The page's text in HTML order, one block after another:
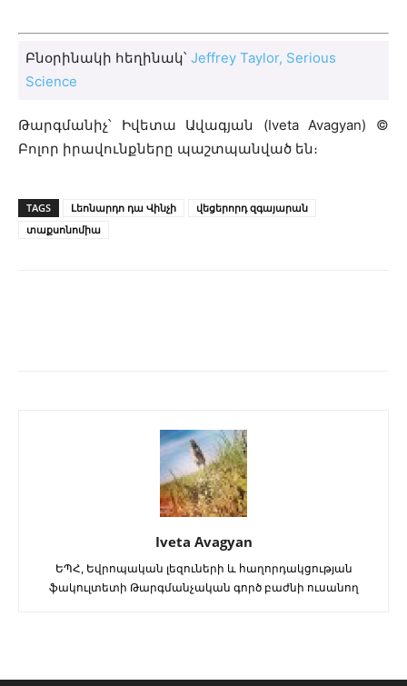
Բնօրինակի հեղինակ՝ Jeffrey Taylor, Serious
Science
Թարգմանիչ՝ Իվետա Ավագյան (Iveta Avagyan) ©
Բոլոր իրավունքները պաշտպանված են։
TAGS Լեոնարդո դա Վինչի
վեցերորդ զգայարան
տաքսոնոմիա
Iveta Avagyan
ԵՊՀ, Եվրոպական լեզուների և հաղորդակցության
ֆակուլտետի Թարգմանչական գործ բաժնի ուսանող